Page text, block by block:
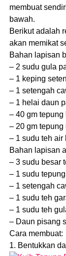
membuat
bawah.
Berikut adalah
akan memikat
Bahan lapisan
– 2 sudu gula
– 1 keping
– 1 setengah
– 1 helai daun
– 40 gm tepung
– 20 gm tepung
– 1 sudu teh air
Bahan lapisan
– 3 sudu besar
– 1 sudu
– 1 setengah
– 1 sudu teh
– 1 sudu teh
– Daun pisang
Cara membuat:
1. Bentukkan